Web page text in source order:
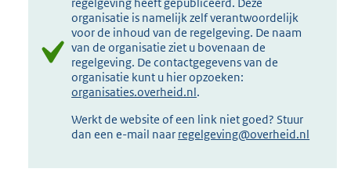
organisatie is namelijk zelf verantwoordelijk
voor de inhoud van de regelgeving. De naam
van de organisatie ziet u bovenaan de
regelgeving. De contactgegevens van de
organisatie kunt u hier opzoeken:
organisaties.overheid.nl.
Werkt de website of een link niet goed? Stuur
dan een e-mail naar regelgeving@overheid.nl